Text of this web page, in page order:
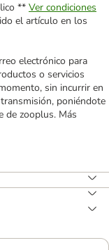
** Ver condiciones
el artículo en los
electrónico para
o servicios
sin incurrir en
poniéndote
de zooplus. Más